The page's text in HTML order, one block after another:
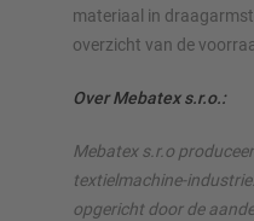
materiaal in
overzicht van de
Over Mebatex s.r.o.:
Mebatex s.r.o
textielmachine-
opgericht door de